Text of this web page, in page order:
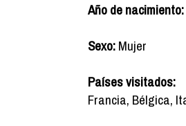
Año de nacimiento:
Sexo:Mujer
Países visitados:
Francia, Bélgica,